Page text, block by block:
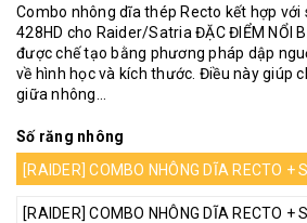
Combo nhông dĩa thép Recto kết hợp với
428HD cho Raider/Satria ĐẶC ĐIỂM NỔI
được chế tạo bằng phương pháp dập
về hình học và kích thước. Điều này giúp
giữa nhông...
Số răng nhông
[RAIDER] COMBO NHÔNG DĨA RECTO +
[RAIDER] COMBO NHÔNG DĨA RECTO +